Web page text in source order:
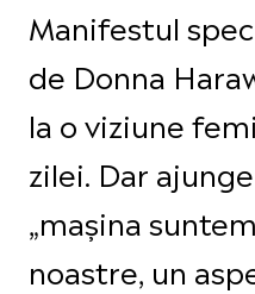
Manifestul
de Donna
la o viziune
zilei. Dar
„mașina
noastre, un